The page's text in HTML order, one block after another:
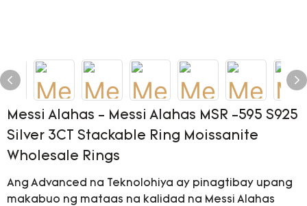
Messi Alahas - Messi Alahas MSR -595 S925
Silver 3CT Stackable Ring Moissanite
Wholesale Rings
Ang Advanced na Teknolohiya ay pinagtibay upang
makabuo ng mataas na kalidad na Messi Alahas